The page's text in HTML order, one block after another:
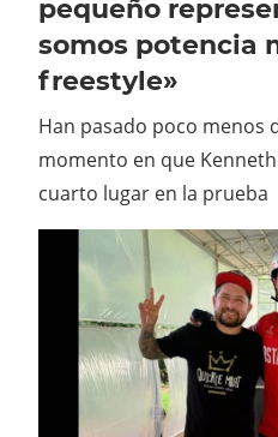
pequeño
somos potencia
freestyle»
Han pasado poco menos
momento en que
cuarto lugar en la prueba